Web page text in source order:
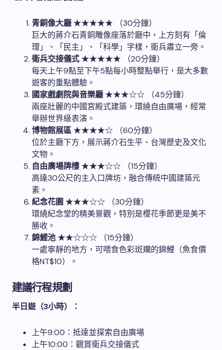
青銅像大廳 ★★★★★ （30分鐘）
巨大的蔣介石青銅雕像座落於廳中，上方刻有「倫
理」、「民主」、「科學」字樣，衛兵肅立一旁。
衛兵交接儀式 ★★★★★ （20分鐘）
每天上午9點至下午5點每小時整點舉行，是大多數
遊客的重點體驗。
國家戲劇院與音樂廳 ★★★☆☆ （45分鐘）
兩座壯麗的中國宮殿式建築，環繞自由廣場，經常
舉辦世界級表演。
博物館展區 ★★★★☆ （60分鐘）
位於主廳下方，展示蔣介石生平、台灣歷史及文化
文物。
自由廣場牌樓 ★★★☆☆ （15分鐘）
高達30公尺的主入口牌坊，融合傳統中國建築元
素。
紀念花園 ★★★☆☆ （30分鐘）
環繞紀念堂的精美景觀，特別是櫻花季節更是美不
勝收。
錦鯉池 ★★☆☆☆ （15分鐘）
一處寧靜的地方，可喂食色彩斑斕的錦鯉（魚食價
格NT$10）。
建議行程規劃
半日遊（3小時）：
上午9:00：抵達並探索自由廣場
上午10:00：觀賞衛兵交接儀式